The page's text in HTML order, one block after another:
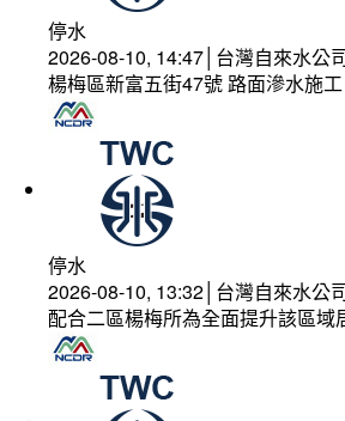
停水
2026-08-10, 14:47│台灣自來水公
楊梅區新富五街47號 路面滲水施工
停水
2026-08-10, 13:32│台灣自來水公
配合二區楊梅所為全面提升該區